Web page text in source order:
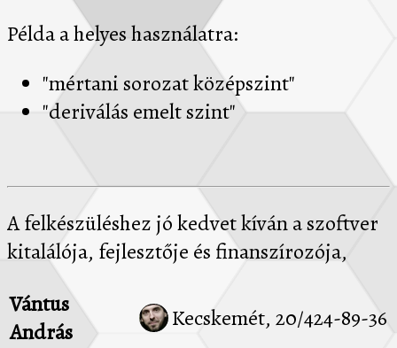
Példa a helyes használatra:
"mértani sorozat középszint"
"deriválás emelt szint"
A felkészüléshez jó kedvet kíván a szoftver
kitalálója, fejlesztője és finanszírozója,
Vántus
András
Kecskemét, 20/424-89-36